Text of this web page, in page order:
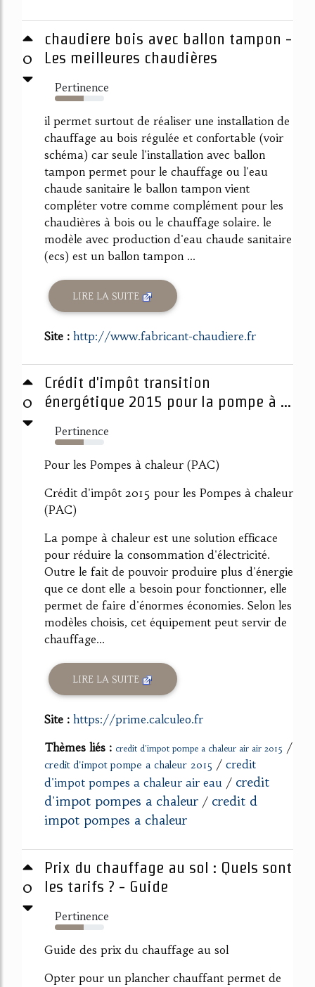
0
chaudiere bois avec ballon tampon -
Les meilleures chaudières
Pertinence
59%
il permet surtout de réaliser une installation de
chauffage au bois régulée et confortable (voir
schéma) car seule l'installation avec ballon
tampon permet pour le chauffage ou l'eau
chaude sanitaire le ballon tampon vient
compléter votre comme complément pour les
chaudières à bois ou le chauffage solaire. le
modèle avec production d'eau chaude sanitaire
(ecs) est un ballon tampon ...
LIRE LA SUITE
Site : http://www.fabricant-chaudiere.fr
0
Crédit d'impôt transition
énergétique 2015 pour la pompe à ...
Pertinence
58%
Pour les Pompes à chaleur (PAC)
Crédit d'impôt 2015 pour les Pompes à chaleur
(PAC)
La pompe à chaleur est une solution efficace
pour réduire la consommation d'électricité.
Outre le fait de pouvoir produire plus d'énergie
que ce dont elle a besoin pour fonctionner, elle
permet de faire d'énormes économies. Selon les
modèles choisis, cet équipement peut servir de
chauffage...
LIRE LA SUITE
Site : https://prime.calculeo.fr
Thèmes liés : credit d'impot pompe a chaleur air air 2015 /
credit d'impot pompe a chaleur 2015 / credit
d'impot pompes a chaleur air eau / credit
d'impot pompes a chaleur / credit d
impot pompes a chaleur
0
Prix du chauffage au sol : Quels sont
les tarifs ? - Guide
Pertinence
58%
Guide des prix du chauffage au sol
Opter pour un plancher chauffant permet de